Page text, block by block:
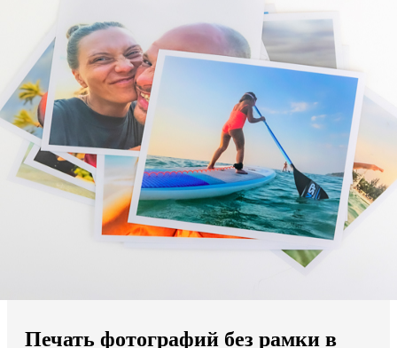
Ваш регион доставки
Выберите из списка:
Мы доставляем по всему миру
Печать фотографий без рамки в